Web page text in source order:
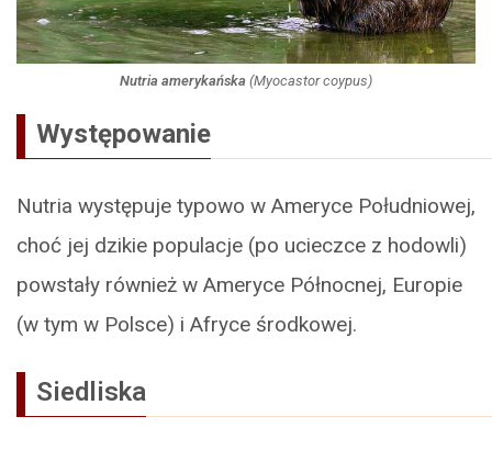
Nutria amerykańska (Myocastor coypus)
Występowanie
Nutria występuje typowo w Ameryce Południowej,
choć jej dzikie populacje (po ucieczce z hodowli)
powstały również w Ameryce Północnej, Europie
(w tym w Polsce) i Afryce środkowej.
Siedliska